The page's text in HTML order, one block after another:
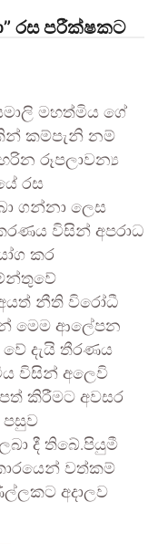
රස පරීක්ෂකට
මහත්මිය ගේ
කම්පැනි නම්
රූපලාවන්‍ය
රස
ගන්නා ලෙස
විසින් අපරාධ
කර
අයත් නීති විරෝධී
මෙම ආලේපන
දැයි තීරණය
විසින් අලෙවි
කිරීමට අවසර
පසුව
දී තිබේ.පියුමී
වත්කම්
අදාලව